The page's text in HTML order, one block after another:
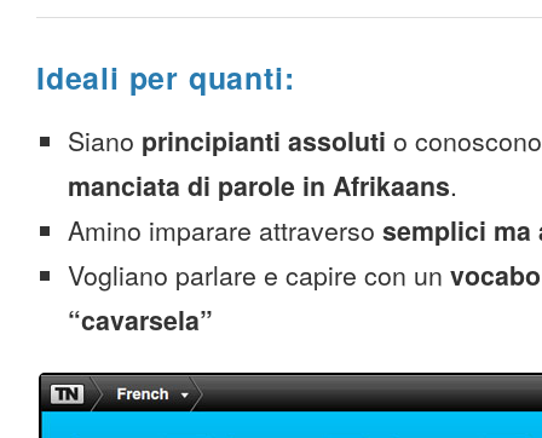
Ideali per quanti:
Siano principianti assoluti o
manciata di parole in Afrikaans.
Amino imparare attraverso semplici
Vogliano parlare e capire con un
“cavarsela”